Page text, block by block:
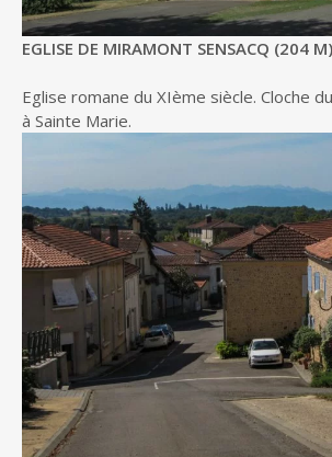
EGLISE DE MIRAMONT SENSACQ (204 M)
Eglise romane du XIème siècle. Cloche
à Sainte Marie.